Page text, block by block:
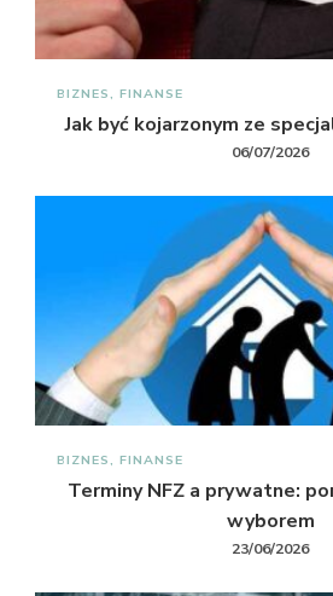
BIZNES, FINANSE
Jak być kojarzonym ze
06/07/2026
BIZNES, FINANSE
Terminy NFZ a prywatne:
wyborem
23/06/2026